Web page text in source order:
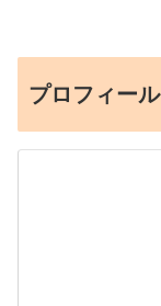
プロフィール